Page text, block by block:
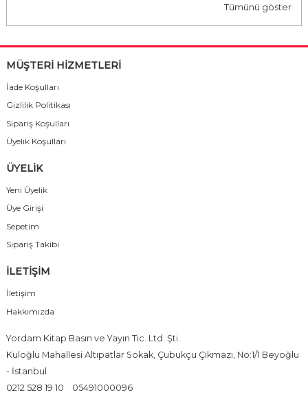
Tümünü göster
MÜŞTERİ HİZMETLERİ
İade Koşulları
Gizlilik Politikası
Sipariş Koşulları
Üyelik Koşulları
ÜYELİK
Yeni Üyelik
Üye Girişi
Sepetim
Sipariş Takibi
İLETİŞİM
İletişim
Hakkımızda
Yordam Kitap Basın ve Yayın Tic. Ltd. Şti.
Kuloğlu Mahallesi Altıpatlar Sokak, Çubukçu Çıkmazı, No:1/1 Beyoğlu
- İstanbul
0212 528 19 10
05491000096